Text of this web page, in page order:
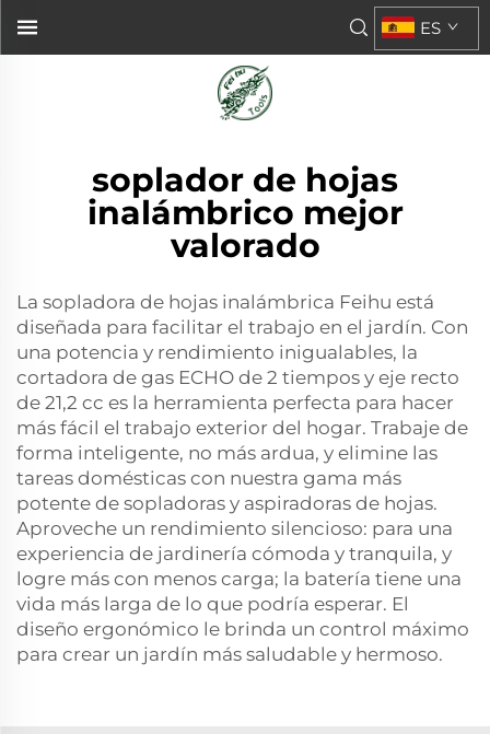
ES
soplador de hojas
inalámbrico mejor
valorado
La sopladora de hojas inalámbrica Feihu está
diseñada para facilitar el trabajo en el jardín. Con
una potencia y rendimiento inigualables, la
cortadora de gas ECHO de 2 tiempos y eje recto
de 21,2 cc es la herramienta perfecta para hacer
más fácil el trabajo exterior del hogar. Trabaje de
forma inteligente, no más ardua, y elimine las
tareas domésticas con nuestra gama más
potente de sopladoras y aspiradoras de hojas.
Aproveche un rendimiento silencioso: para una
experiencia de jardinería cómoda y tranquila, y
logre más con menos carga; la batería tiene una
vida más larga de lo que podría esperar. El
diseño ergonómico le brinda un control máximo
para crear un jardín más saludable y hermoso.